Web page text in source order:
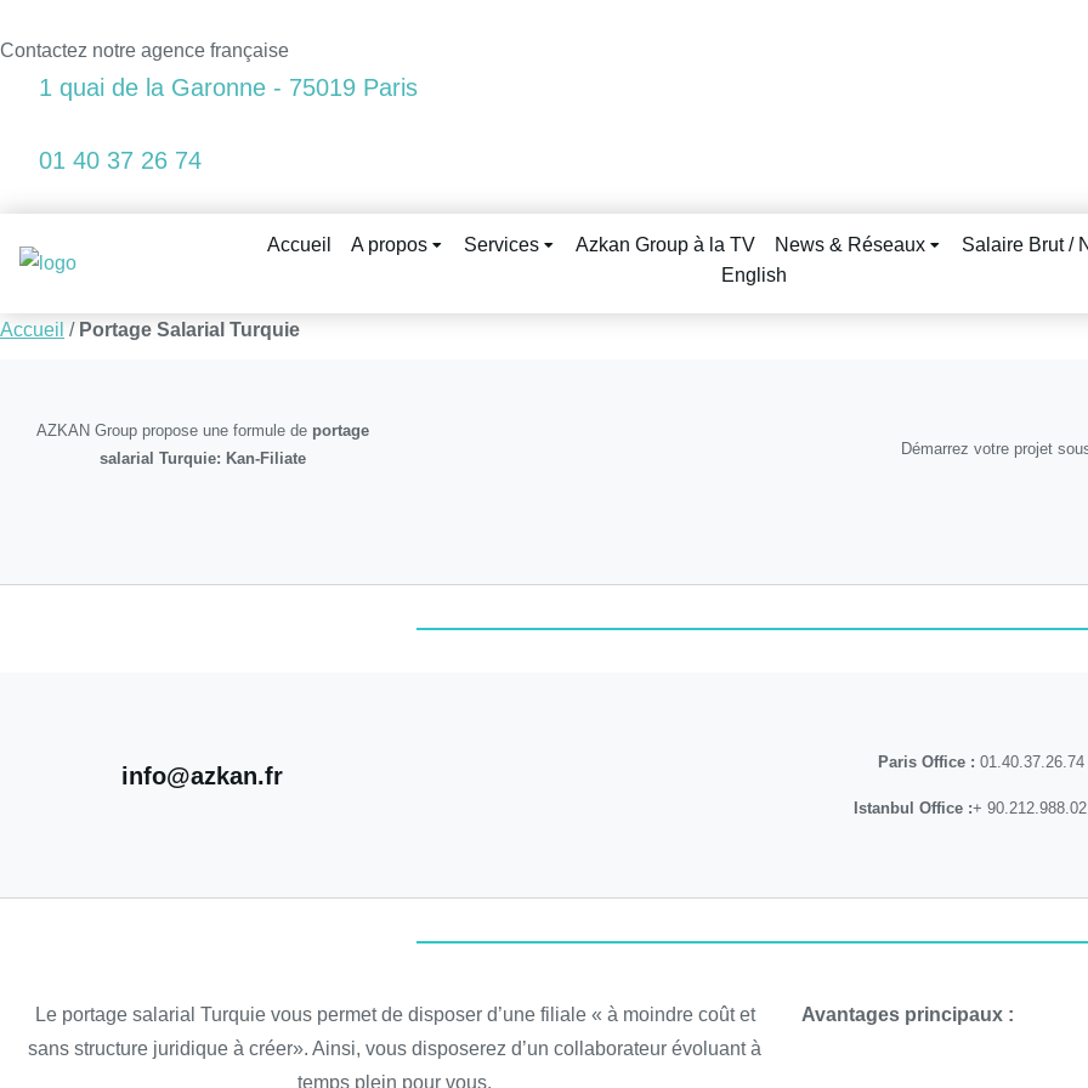
Contactez notre agence française
1 quai de la Garonne - 75019 Paris
01 40 37 26 74
Accueil A propos Services Azkan Group à la TV News & Réseaux
Salaire Brut /
English
Accueil / Portage Salarial Turquie
AZKAN Group propose une formule deportage
salarial Turquie: Kan-Filiate
Démarrez votre projet
info@azkan.fr
Paris Office : 01.40.37.26.74
Istanbul Office :+
Le portage salarial Turquie vous permet de disposer d’une filiale « à moindre coût et
sans structure juridique à créer». Ainsi, vous disposerez d’un collaborateur évoluant à
temps plein pour vous.
Avantages principaux :